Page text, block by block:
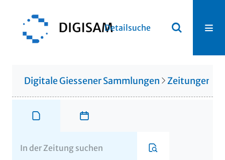
Detailsuche
Digitale Giessener Sammlungen Zeitungen